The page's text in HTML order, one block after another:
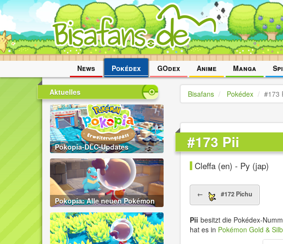
überspringen
News Pokédex GOdex Anime Manga
Aktuelles
Pokopia-DLC-Updates
Pokopia: Alle neuen Pokémon
Bisafans Pokédex #173
#173 Pii
Cleffa (en) - Py (jap)
← #172 Pichu
Pii besitzt die Pokédex-
hat es in Pokémon Gold &